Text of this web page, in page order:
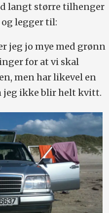
langt større tilhenger
legger til:
jeg jo mye med grønn
for at vi skal
men har likevel en
jeg ikke blir helt kvitt.